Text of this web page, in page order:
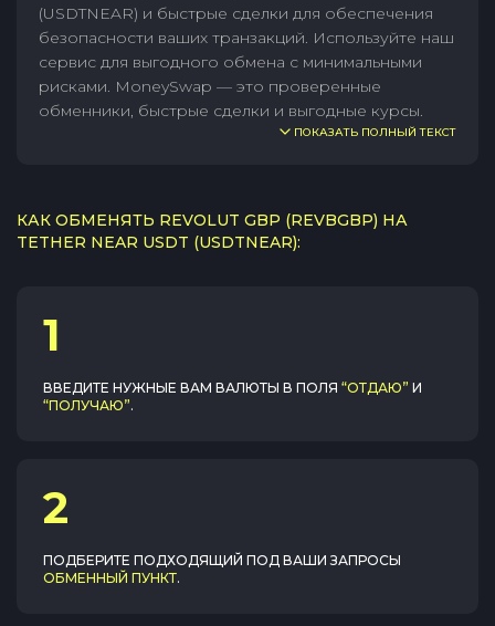
(USDTNEAR) и быстрые сделки для обеспечения
безопасности ваших транзакций. Используйте наш
сервис для выгодного обмена с минимальными
рисками. MoneySwap — это проверенные
обменники, быстрые сделки и выгодные курсы.
ПОКАЗАТЬ ПОЛНЫЙ ТЕКСТ
КАК ОБМЕНЯТЬ REVOLUT GBP (REVBGBP) НА
TETHER NEAR USDT (USDTNEAR):
1
ВВЕДИТЕ НУЖНЫЕ ВАМ ВАЛЮТЫ В ПОЛЯ “ОТДАЮ” И
“ПОЛУЧАЮ”.
2
ПОДБЕРИТЕ ПОДХОДЯЩИЙ ПОД ВАШИ ЗАПРОСЫ
ОБМЕННЫЙ ПУНКТ.